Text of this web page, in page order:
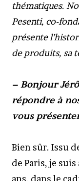
thématiques.
Pesenti, co-
présente
de produits, sa
– Bonjour
répondre à
vous
Bien sûr. Issu
de Paris, je
ans, dans le